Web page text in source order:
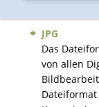
JPG
Das
von allen